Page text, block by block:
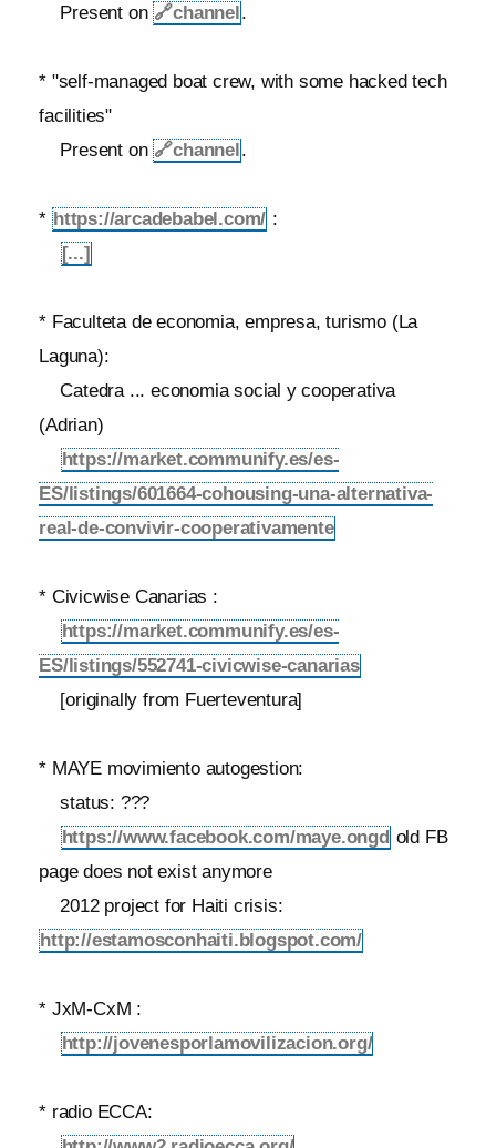
Present on🔗channel.
* "self-managed boat crew, with some hacked tech
facilities"
Present on🔗channel.
* https://arcadebabel.com/ :
[...]
* Faculteta de economia, empresa, turismo (La
Laguna):
Catedra ... economia social y cooperativa
(Adrian)
https://market.communify.es/es-
ES/listings/601664-cohousing-una-alternativa-
real-de-convivir-cooperativamente
* Civicwise Canarias :
https://market.communify.es/es-
ES/listings/552741-civicwise-canarias
[originally from Fuerteventura]
* MAYE movimiento autogestion:
status: ???
https://www.facebook.com/maye.ongd old FB
page does not exist anymore
2012 project for Haiti crisis:
http://estamosconhaiti.blogspot.com/
* JxM-CxM :
http://jovenesporlamovilizacion.org/
* radio ECCA: